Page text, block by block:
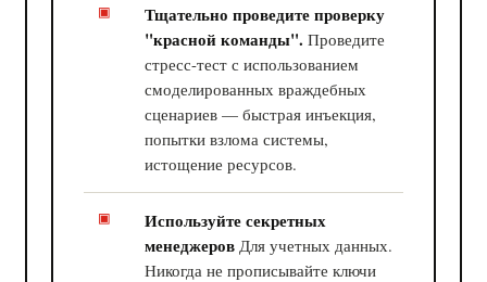
Тщательно проведите проверку
"красной команды". Проведите
стресс-тест с использованием
смоделированных враждебных
сценариев — быстрая инъекция,
попытки взлома системы,
истощение ресурсов.
Используйте секретных
менеджеров Для учетных данных.
Никогда не прописывайте ключи